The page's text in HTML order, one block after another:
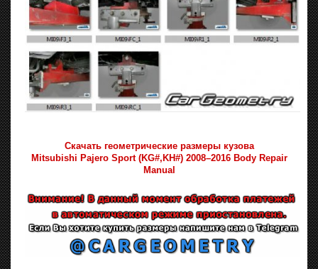
Скачать геометрические размеры кузова
Mitsubishi Pajero Sport (KG#,KH#) 2008–2016 Body Repair
Manual